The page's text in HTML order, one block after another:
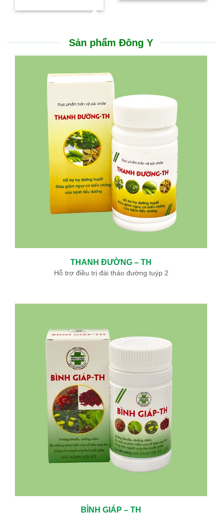
Sản phẩm Đông Y
THANH ĐƯỜNG – TH
Hỗ trợ điều trị đái tháo đường tuýp 2
BÌNH GIÁP – TH